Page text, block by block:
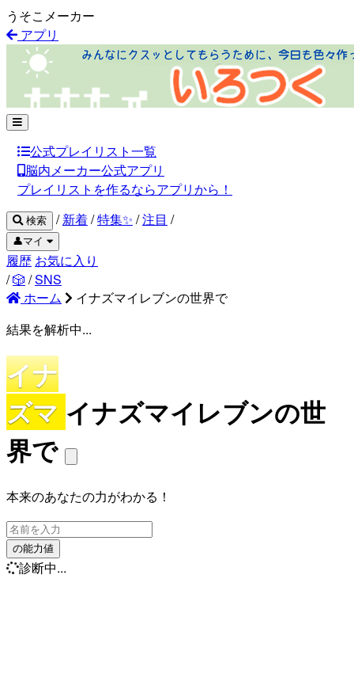
うそこメーカー
アプリ
公式プレイリスト一覧
脳内メーカー公式アプリ
プレイリストを作るならアプリから！
検索 / 新着/特集✨ /注目 /
👤マイ
履歴 お気に入り
/🎲 /SNS
ホーム
イナズマイレブンの世界で
結果を解析中...
イナ
ズマ イナズマイレブンの世
界で
本来のあなたの力がわかる！
の能力値
診断中...